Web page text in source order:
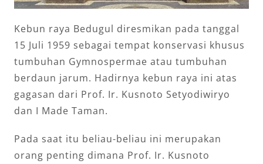
Kebun raya Bedugul diresmikan pada tanggal
15 Juli 1959 sebagai tempat konservasi khusus
tumbuhan Gymnospermae atau tumbuhan
berdaun jarum. Hadirnya kebun raya ini atas
gagasan dari Prof. Ir. Kusnoto Setyodiwiryo
dan I Made Taman.
Pada saat itu beliau-beliau ini merupakan
orang penting dimana Prof. Ir. Kusnoto